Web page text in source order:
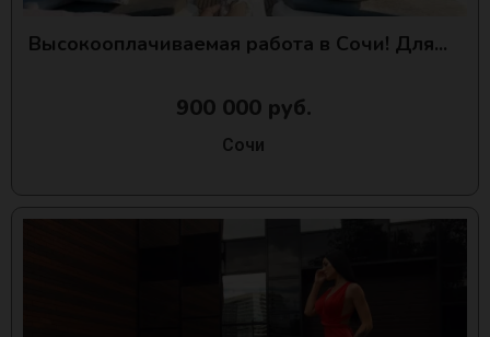
Высокооплачиваемая работа в Сочи! Для...
900 000 руб.
Сочи